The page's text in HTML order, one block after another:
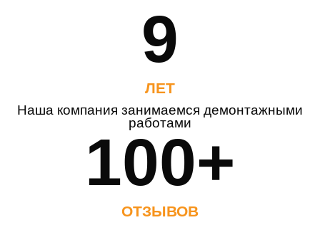
9
ЛЕТ
Наша компания занимаемся демонтажными
работами
100+
ОТЗЫВОВ